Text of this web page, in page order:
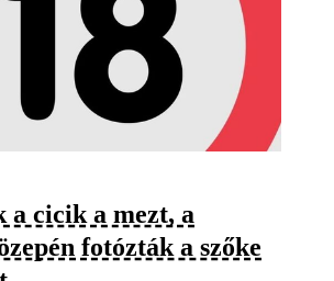
a cicik a mezt, a
fotózták a szőke